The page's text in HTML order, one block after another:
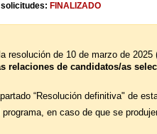
solicitudes: FINALIZADO
de 10 de marzo de
relaciones de candidatos/as
“Resolución definitiva" de
en caso de que se